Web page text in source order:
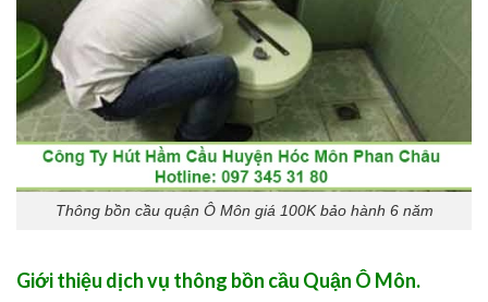
Thông bồn cầu quận Ô Môn giá 100K bảo hành 6 năm
Giới thiệu dịch vụ thông bồn cầu Quận Ô Môn.